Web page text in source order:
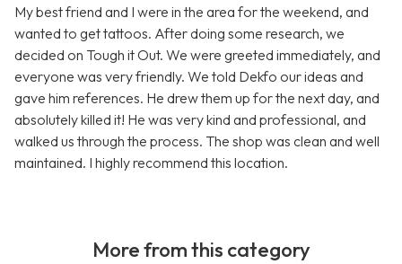
My best friend and I were in the area for the weekend, and
wanted to get tattoos. After doing some research, we
decided on Tough it Out. We were greeted immediately, and
everyone was very friendly. We told Dekfo our ideas and
gave him references. He drew them up for the next day, and
absolutely killed it! He was very kind and professional, and
walked us through the process. The shop was clean and well
maintained. I highly recommend this location.
More from this category